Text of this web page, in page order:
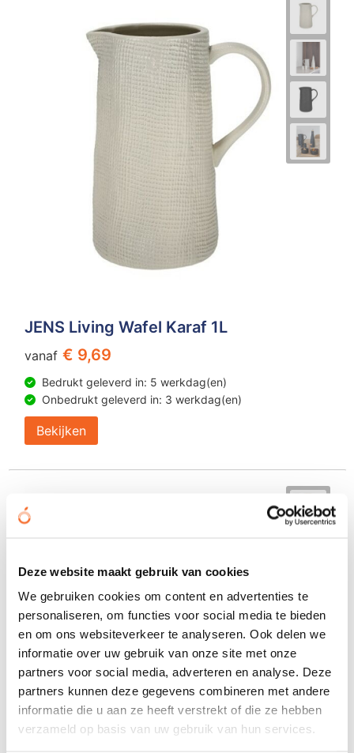
Deze website maakt gebruik van cookies
We gebruiken cookies om content en advertenties te
personaliseren, om functies voor social media te bieden
en om ons websiteverkeer te analyseren. Ook delen we
informatie over uw gebruik van onze site met onze
partners voor social media, adverteren en analyse. Deze
partners kunnen deze gegevens combineren met andere
informatie die u aan ze heeft verstrekt of die ze hebben
verzameld op basis van uw gebruik van hun services.
JENS Living Wafel Karaf 1L
vanaf € 9,69
Bedrukt geleverd in: 5 werkdag(en)
Onbedrukt geleverd in: 3 werkdag(en)
Bekijken